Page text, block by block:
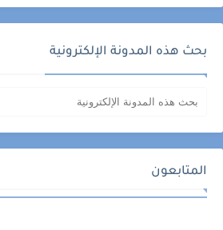
بحث هذه المدونة الإلكترونية
المتابعون